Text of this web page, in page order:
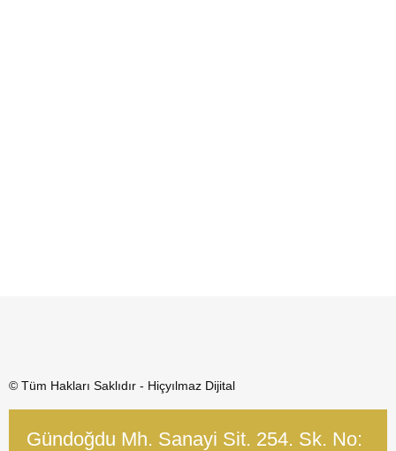
© Tüm Hakları Saklıdır - Hiçyılmaz Dijital
Gündoğdu Mh. Sanayi Sit. 254. Sk. No: